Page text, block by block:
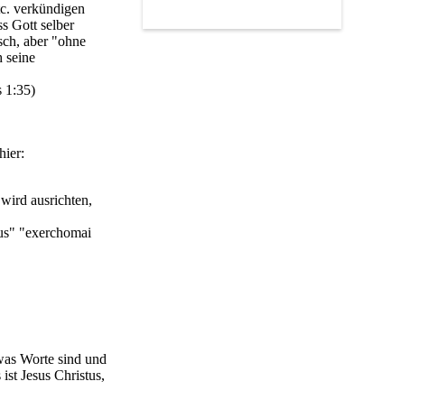
verkündigen
Gott selber
aber "ohne
seine
1:35)
ausrichten,
"exerchomai
Worte sind und
Jesus Christus,